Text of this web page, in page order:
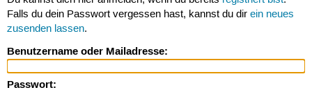
Falls du dein Passwort vergessen hast, kannst du dir ein neues
zusenden lassen.
Benutzername oder Mailadresse:
Passwort: